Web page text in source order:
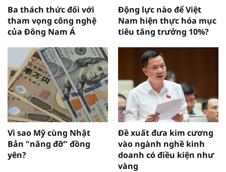
Ba thách thức đối với
tham vọng công nghệ
của Đông Nam Á
Động lực nào để Việt
Nam hiện thực hóa mục
tiêu tăng trưởng 10%?
Vì sao Mỹ cùng Nhật
Bản "nâng đỡ" đồng
yên?
Đề xuất đưa kim cương
vào ngành nghề kinh
doanh có điều kiện như
vàng